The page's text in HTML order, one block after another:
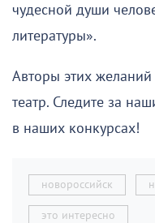
чудесной души
литературы».
Авторы этих желаний
театр. Следите за
в наших конкурсах!
новороссийск
это интересно